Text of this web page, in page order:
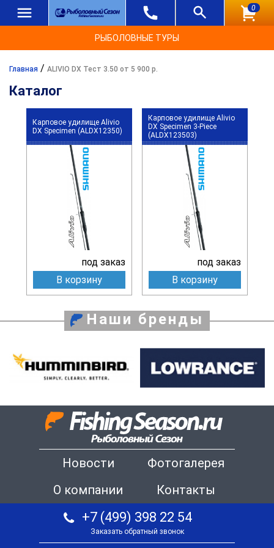
0
РЫБОЛОВНЫЕ ТУРЫ
Главная / ALIVIO DX Тест 3.50 от 5 900 р.
Каталог
Карповое удилище Alivio
DX Specimen (ALDX12350)
под заказ
В корзину
Карповое удилище Alivio
DX Specimen 3-Piece
(ALDX123503)
под заказ
В корзину
Наши бренды
Новости
Фотогалерея
О компании
Контакты
+7 (499) 398 22 54
Заказать обратный звонок